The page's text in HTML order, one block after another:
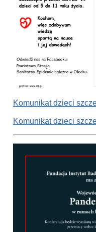
Komunikat dzieci
Komunikat dzieci